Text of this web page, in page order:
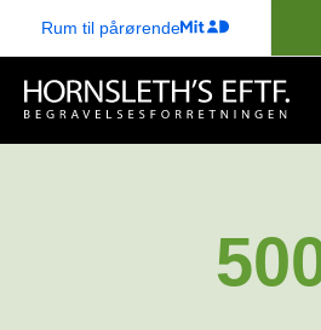
Rum til pårørende